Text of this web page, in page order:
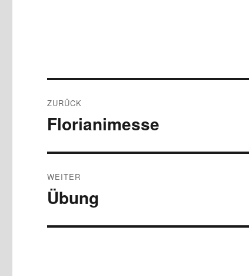
ZURÜCK
Vorheriger
Florianimesse
WEITER
Nächster
Übung